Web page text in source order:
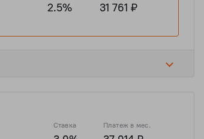
135 871 ₽
2.5% 31 761 ₽
Ставка Платеж в мес.